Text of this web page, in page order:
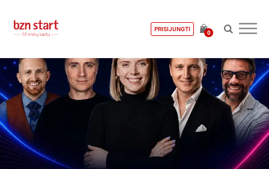
PRISIJUNGTI
0